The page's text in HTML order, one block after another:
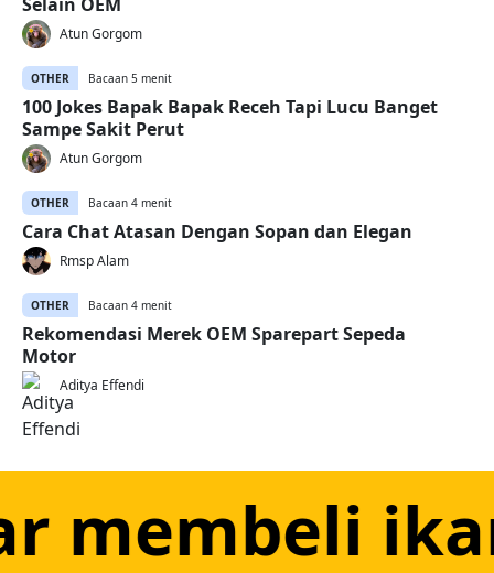
Atun Gorgom
OTHER Bacaan 5 menit
100 Jokes Bapak Bapak Receh Tapi Lucu Banget
Sampe Sakit Perut
Atun Gorgom
OTHER Bacaan 4 menit
Cara Chat Atasan Dengan Sopan dan Elegan
Rmsp Alam
OTHER Bacaan 4 menit
Rekomendasi Merek OEM Sparepart Sepeda
Motor
Aditya Effendi
membeli